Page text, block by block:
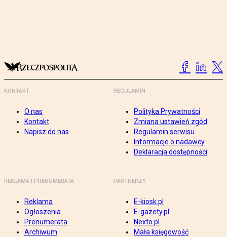
KONTAKT
O nas
Kontakt
Napisz do nas
REGULAMIN
Polityka Prywatności
Zmiana ustawień zgód
Regulamin serwisu
Informacje o nadawcy
Deklaracja dostępności
REKLAMA I PRENUMERATA
Reklama
Ogłoszenia
Prenumerata
Archiwum
PARTNERZY
E-kiosk.pl
E-gazety.pl
Nexto.pl
Mała księgowość